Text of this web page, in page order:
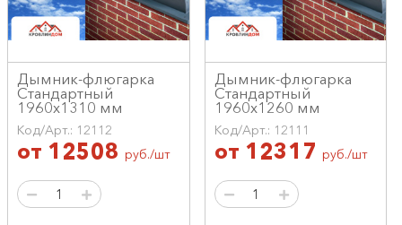
Дымник-флюгарка
Стандартный
1960х1310 мм
Код/Арт.: 12112
от 12508 руб./шт
Дымник-флюгарка
Стандартный
1960х1260 мм
Код/Арт.: 12111
от 12317 руб./шт